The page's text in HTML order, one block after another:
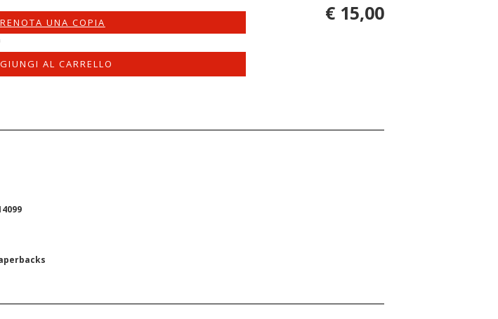
UNA COPIA
AL CARRELLO
€ 15,00